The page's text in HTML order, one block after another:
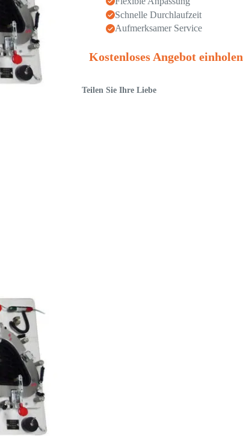
Schnelle Durchlaufzeit
Aufmerksamer Service
Kostenloses Angebot einholen
Teilen Sie Ihre Liebe